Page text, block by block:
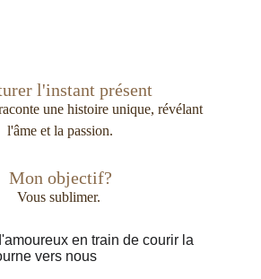
l'instant présent
une histoire unique, révélant
l'âme et la passion.
Mon objectif?
Vous sublimer.